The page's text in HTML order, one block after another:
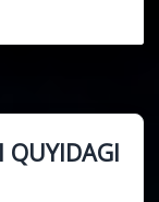
QUYIDAGI